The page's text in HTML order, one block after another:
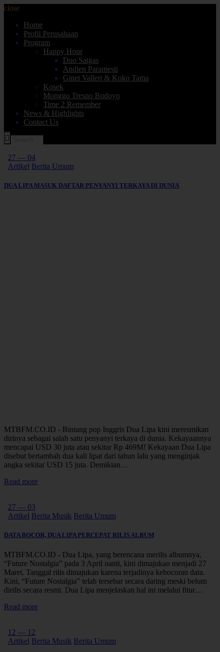
close
Home
Profil Perusahaan
Program
Happy Hour
Duo Satgas
Andien Paramesti
Ginet Valleri & Koko Tama
Kosek
Monggo Tresno Budoyo
Time 2 Remember
News & Highlights
Contact Us
27 — 04
Artikel Berita Umum
DUA LIPA MASUK DAFTAR PENYANYI TERKAYA DI DUNIA
MTBFM.CO.ID - Bintang pop Inggris Dua Lipa kini meresmikan
dirinya sebagai salah satu penyanyi terkaya di dunia. Kekayaannya
mencapai USD 30 juta atau sekitar Rp 469M! Kekayaan Dua Lipa
disebut bertambah dua kali lipat dari tahun lalu yang menginjak
angka sekitar USD 15 juta. Demikian…
Read more
27 — 03
Artikel Berita Musik Berita Umum
DATA BOCOR, DUA LIPA PERCEPAT RILIS ALBUM
MTBFM.CO.ID - Dua Lipa, yang berencana merilis albumnya,
“Future Nostalgia” pada 3 April nanti, kini dimajukan menjadi 27
Maret. Tanggal rilis dimajukan karena terjadinya kebocoran data.
Kini, “Future Nostalgia” telah tersebar secara daring meski belum
dirilis secara resmi.⁣ ⁣Dua Lipa menjelaskan hal ini melalui fitur…
Read more
12 — 12
Artikel Berita Musik Berita Umum